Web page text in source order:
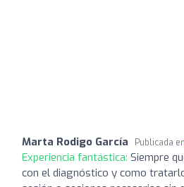
Marta Rodigo García Publicada en
Experiencia fantástica: Siempre
con el diagnóstico y como